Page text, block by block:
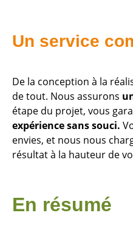
Un service
De la conception à la
de tout. Nous assurons
étape du projet, vous
expérience sans souci.
envies, et nous nous
résultat à la hauteur de
En résumé